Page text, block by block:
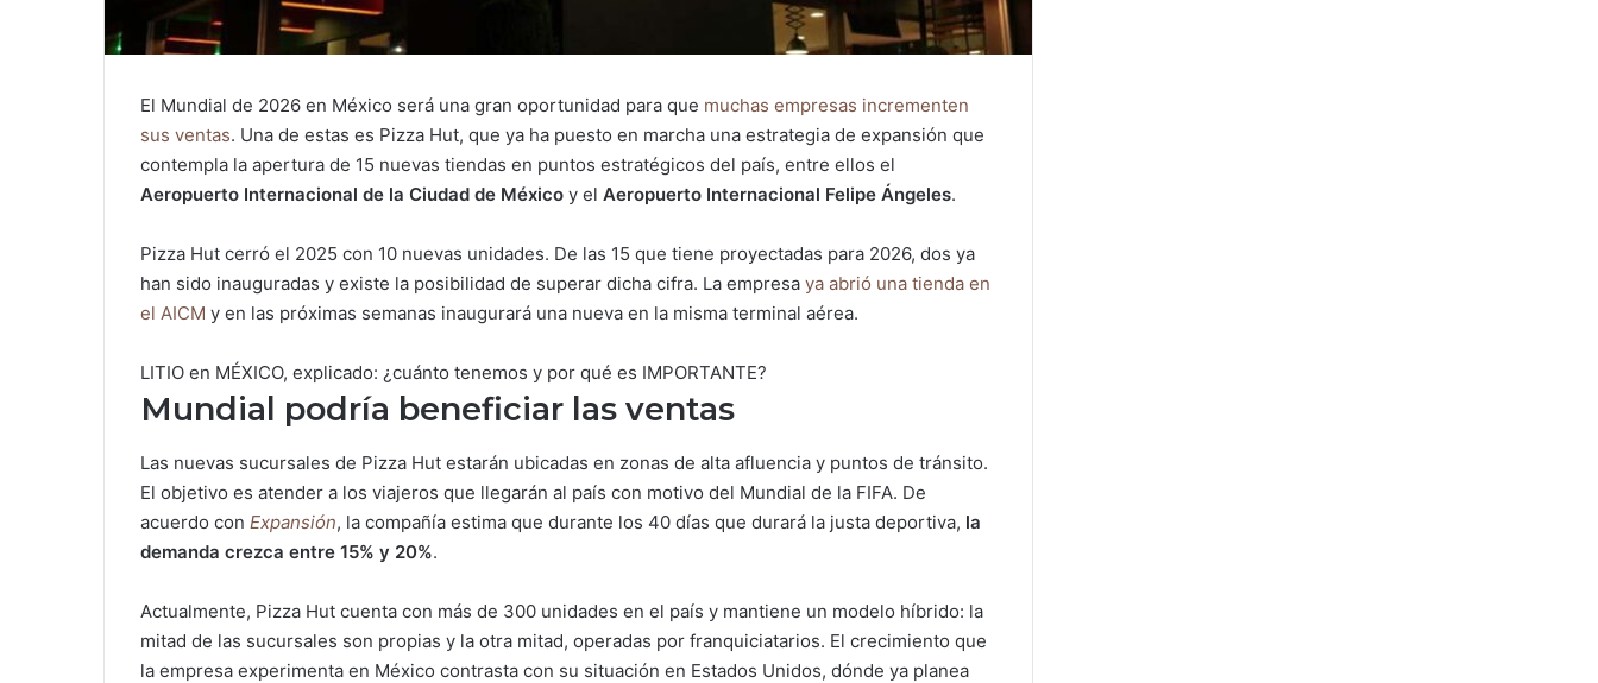
El Mundial de 2026 en México será una gran oportunidad para que muchas empresas incrementen
sus ventas. Una de estas es Pizza Hut, que ya ha puesto en marcha una estrategia de expansión que
contempla la apertura de 15 nuevas tiendas en puntos estratégicos del país, entre ellos el
Aeropuerto Internacional de la Ciudad de México y el Aeropuerto Internacional Felipe Ángeles.
Pizza Hut cerró el 2025 con 10 nuevas unidades. De las 15 que tiene proyectadas para 2026, dos ya
han sido inauguradas y existe la posibilidad de superar dicha cifra. La empresa ya abrió una tienda en
el AICM y en las próximas semanas inaugurará una nueva en la misma terminal aérea.
LITIO en MÉXICO, explicado: ¿cuánto tenemos y por qué es IMPORTANTE?
Mundial podría beneficiar las ventas
Las nuevas sucursales de Pizza Hut estarán ubicadas en zonas de alta afluencia y puntos de tránsito.
El objetivo es atender a los viajeros que llegarán al país con motivo del Mundial de la FIFA. De
acuerdo con Expansión, la compañía estima que durante los 40 días que durará la justa deportiva, la
demanda crezca entre 15% y 20%.
Actualmente, Pizza Hut cuenta con más de 300 unidades en el país y mantiene un modelo híbrido: la
mitad de las sucursales son propias y la otra mitad, operadas por franquiciatarios. El crecimiento que
la empresa experimenta en México contrasta con su situación en Estados Unidos, dónde ya planea